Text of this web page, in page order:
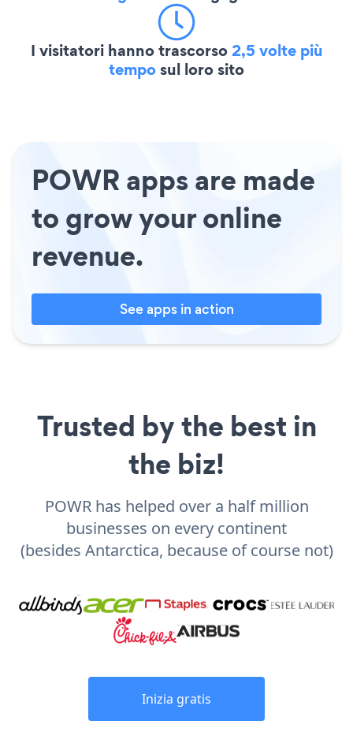
I visitatori hanno trascorso2,5 volte più
temposul loro sito
POWR apps are made
to grow your online
revenue.
See apps in action
Trusted by the best in
the biz!
POWR has helped over a half million
businesses on every continent
(besides Antarctica, because of course not)
Inizia gratis